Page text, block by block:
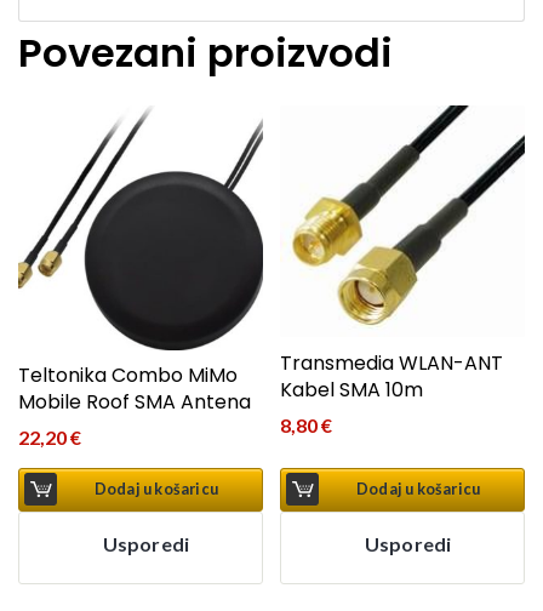
Povezani proizvodi
Teltonika Combo MiMo
Mobile Roof SMA Antena
22,20€
Dodaj u košaricu
Usporedi
Transmedia WLAN-ANT
Kabel SMA 10m
8,80€
Dodaj u košaricu
Usporedi